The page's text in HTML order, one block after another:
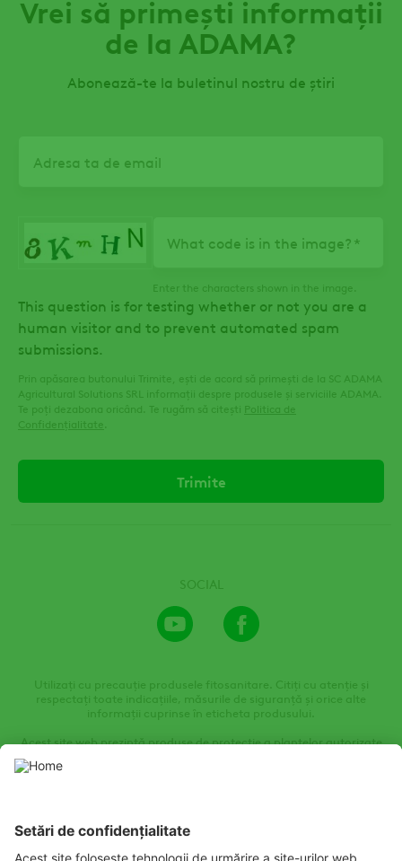
Vrei să primești informații
de la ADAMA?
Abonează-te la buletinul nostru de știri
What code is in the image?
Enter the characters shown in the image.
This question is for testing whether or not you are a
human visitor and to prevent automated spam
submissions.
Prin apăsarea butonului Trimite, ești de acord să primești de la SC ADAMA
Agricultural Solutions SRL informații despre produsele și serviciile ADAMA.
Te poți dezabona oricând. Te rugăm să citești Politica de
Confidențialitate
SOCIAL
Youtube
Channel
Utilizați cu precauție produsele fitosanitare. Citiți cu atenție și
respectați toate indicațiile, măsurile de siguranță și orice alte
informații cuprinse în eticheta produsului.
Acest site web prezintă produse de protecție a plantelor autorizate
de autoritățile locale de protecție a plantelor. Utilizați produsele de
protecție a plantelor cu precauție. Citiți întotdeauna eticheta și
produsului.